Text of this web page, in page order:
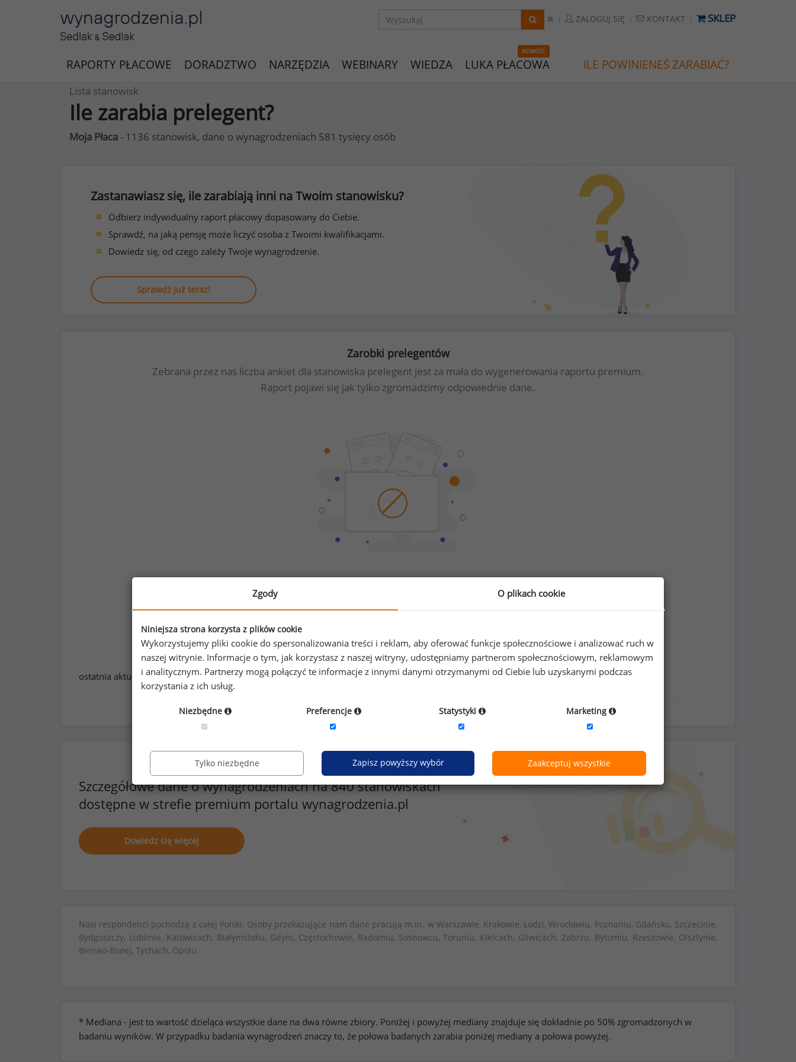
ZALOGUJ SIĘ KONTAKT SKLEP
RAPORTY PŁACOWE DORADZTWO NARZĘDZIA WEBINARY WIEDZA
NOWOŚĆ
LUKA PŁACOWA ILE POWINIENEŚ ZARABIAĆ?
Lista stanowisk
Ile zarabia prelegent?
Moja Płaca - 1136 stanowisk, dane o wynagrodzeniach 581 tysięcy osób
Zastanawiasz się, ile zarabiają inni na Twoim stanowisku?
Odbierz indywidualny raport płacowy dopasowany do Ciebie.
Sprawdź, na jaką pensję może liczyć osoba z Twoimi kwalifikacjami.
Dowiedz się, od czego zależy Twoje wynagrodzenie.
Sprawdź już teraz!
Zarobki prelegentów
Zebrana przez nas liczba ankiet dla stanowiska prelegent jest za mała do wygenerowania raportu premium.
Raport pojawi się jak tylko zgromadzimy odpowiednie dane.
Sprawdź ile powinieneś zarabiać
ostatnia aktualizacja:styczeń 2026
Szczegółowe dane o wynagrodzeniach na 840 stanowiskach
dostępne w strefie premium portalu wynagrodzenia.pl
Dowiedz się więcej
Nasi respondenci pochodzą z całej Polski. Osoby przekazujące nam dane pracują m.in. w Warszawie, Krakowie, Łodzi, Wrocławiu, Poznaniu, Gdańsku, Szczecinie,
Bydgoszczy, Lublinie, Katowicach, Białymstoku, Gdyni, Częstochowie, Radomiu, Sosnowcu, Toruniu, Kielcach, Gliwicach, Zabrzu, Bytomiu, Rzeszowie, Olsztynie,
Bielsko-Białej, Tychach, Opolu.
* Mediana - jest to wartość dzieląca wszystkie dane na dwa równe zbiory. Poniżej i powyżej mediany znajduje się dokładnie po 50% zgromadzonych w
badaniu wyników. W przypadku badania wynagrodzeń znaczy to, że połowa badanych zarabia poniżej mediany a połowa powyżej.
Zgody O plikach cookie
Niniejsza strona korzysta z plików cookie
Wykorzystujemy pliki cookie do spersonalizowania treści i reklam, aby oferować funkcje społecznościowe i analizować ruch w
naszej witrynie. Informacje o tym, jak korzystasz z naszej witryny, udostępniamy partnerom społecznościowym, reklamowym
i analitycznym. Partnerzy mogą połączyć te informacje z innymi danymi otrzymanymi od Ciebie lub uzyskanymi podczas
korzystania z ich usług.
Niezbędne Preferencje Statystyki Marketing
Tylko niezbędne Zapisz powyższy wybór Zaakceptuj wszystkie